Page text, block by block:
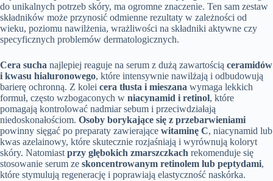
do unikalnych potrzeb skóry, ma ogromne znaczenie. Ten sam zestaw
składników może przynosić odmienne rezultaty w zależności od
wieku, poziomu nawilżenia, wrażliwości na składniki aktywne czy
specyficznych problemów dermatologicznych.
Cera sucha najlepiej reaguje na serum z dużą zawartością ceramidów
i kwasu hialuronowego, które intensywnie nawilżają i odbudowują
barierę ochronną. Z kolei cera tłusta i mieszana wymaga lekkich
formuł, często wzbogaconych w niacynamid i retinol, które
pomagają kontrolować nadmiar sebum i przeciwdziałają
niedoskonałościom. Osoby borykające się z przebarwieniami
powinny sięgać po preparaty zawierające witaminę C, niacynamid lub
kwas azelainowy, które skutecznie rozjaśniają i wyrównują koloryt
skóry. Natomiast przy głębokich zmarszczkach rekomenduje się
stosowanie serum ze skoncentrowanym retinolem lub peptydami,
które stymulują regenerację i poprawiają elastyczność naskórka.